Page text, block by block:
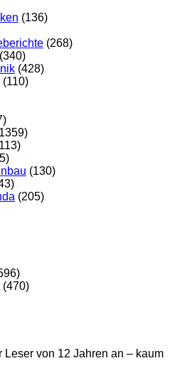
(136)
(268)
(340)
(428)
(110)
(130)
(205)
(470)
von 12 Jahren an – kaum